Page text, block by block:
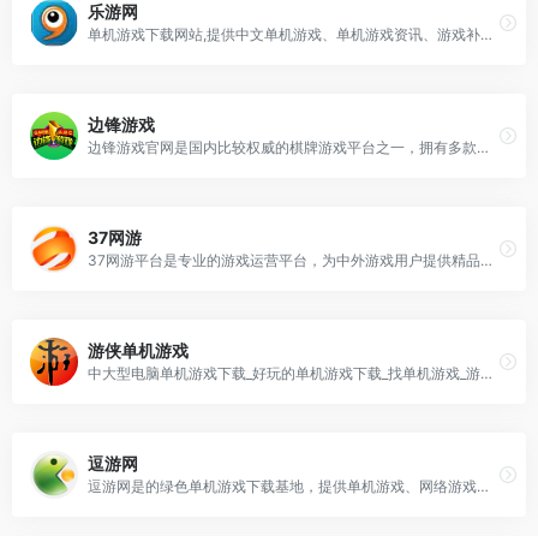
乐游网
单机游戏下载网站,提供中文单机游戏、单机游戏资讯、游戏补丁等;所有游戏配有说明、抓图、操作方式;保证所有游戏都安全无毒;是广大单机爱好者非常信赖的单机游戏下载基地。
边锋游戏
边锋游戏官网是国内比较权威的棋牌游戏平台之一，拥有多款火爆热门棋牌游戏：掼蛋,杭州麻将,安徽斗地主等，并且提供免费官方下载。边锋游戏还为广大玩家免费提供海量棋牌游戏攻略和扑克、麻将技巧，无论你是新手入门，还是高手对决都可以享受畅玩的游戏体验。
37网游
37网游平台是专业的游戏运营平台，为中外游戏用户提供精品游戏；37网游致力于游戏精细化运营与优质的客户服务，成为深受玩家喜爱的国际化品牌游戏运营商。
游侠单机游戏
中大型电脑单机游戏下载_好玩的单机游戏下载_找单机游戏_游侠网
逗游网
逗游网是的绿色单机游戏下载基地，提供单机游戏、网络游戏、好玩的手机游戏一键下载，自动安装，绿色安全！逗游网让您轻松玩游戏！